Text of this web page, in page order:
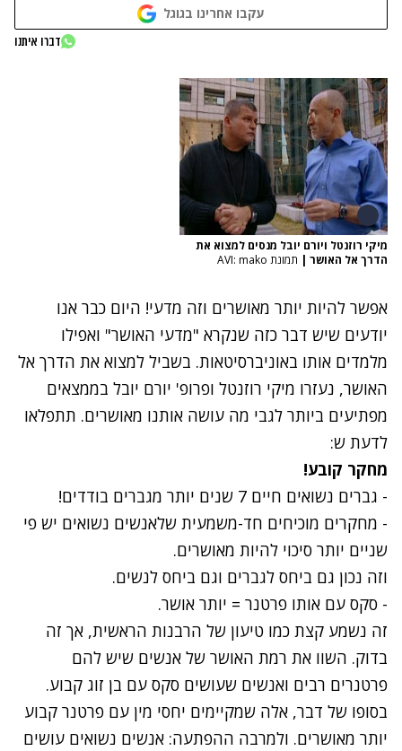
עקבו אחרינו בגוגל
דברו איתנו
מיקי רוזנטל ויורם יובל מנסים למצוא את
הדרך אל האושר | תמונת AVI: mako
אפשר להיות יותר מאושרים וזה מדעי! היום כבר אנו
יודעים שיש דבר כזה שנקרא "מדעי האושר" ואפילו
מלמדים אותו באוניברסיטאות. בשביל למצוא את הדרך אל
האושר, נעזרו מיקי רוזנטל ופרופ' יורם יובל בממצאים
מפתיעים ביותר לגבי מה עושה אותנו מאושרים. תתפלאו
לדעת ש:
מחקר קובע!
- גברים נשואים חיים 7 שנים יותר מגברים בודדים!
- מחקרים מוכיחים חד-משמעית שלאנשים נשואים יש פי
שניים יותר סיכוי להיות מאושרים.
וזה נכון גם ביחס לגברים וגם ביחס לנשים.
- סקס עם אותו פרטנר = יותר אושר.
זה נשמע קצת כמו טיעון של הרבנות הראשית, אך זה
בדוק. השוו את רמת האושר של אנשים שיש להם
פרטנרים רבים ואנשים שעושים סקס עם בן זוג קבוע.
בסופו של דבר, אלה שמקיימים יחסי מין עם פרטנר קבוע
יותר מאושרים. ולמרבה ההפתעה: אנשים נשואים עושים